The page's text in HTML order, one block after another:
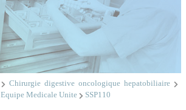
Chirurgie digestive oncologique hepatobiliaire
Equipe Medicale Unite SSP110